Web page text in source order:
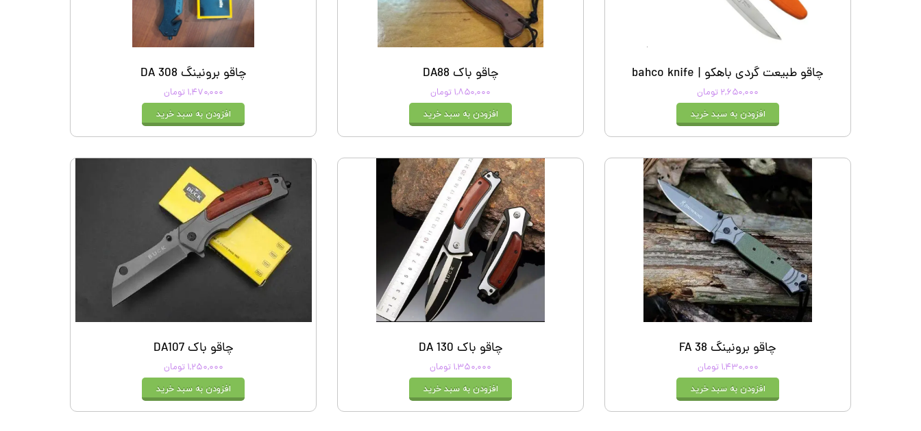
چاقو طبیعت گردی باهکو | bahco knife
۲,۶۵۰,۰۰۰ تومان
افزودن به سبد خرید
چاقو باک DA88
۱,۸۵۰,۰۰۰ تومان
افزودن به سبد خرید
چاقو برونینگ DA 308
۱,۴۷۰,۰۰۰ تومان
افزودن به سبد خرید
چاقو برونینگ FA 38
۱,۴۳۰,۰۰۰ تومان
افزودن به سبد خرید
چاقو باک DA 130
۱,۳۵۰,۰۰۰ تومان
افزودن به سبد خرید
چاقو باک DA107
۱,۲۵۰,۰۰۰ تومان
افزودن به سبد خرید